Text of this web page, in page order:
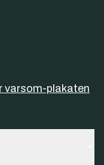
varsom-plakaten